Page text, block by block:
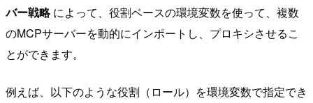
バー戦略によって、役割ベースの環境変数を使って、複数
のMCPサーバーを動的にインポートし、プロキシさせるこ
とができます。
例えば、以下のような役割（ロール）を環境変数で指定でき